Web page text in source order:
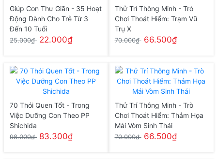
Giúp Con Thư Giãn - 35 Hoạt
Động Dành Cho Trẻ Từ 3
Đến 10 Tuổi
25.000₫ 22.000₫
Thử Trí Thông Minh - Trò
Chơi Thoát Hiểm: Trạm Vũ
Trụ X
70.000₫ 66.500₫
70 Thói Quen Tốt - Trong
Việc Dưỡng Con Theo PP
Shichida
98.000₫ 83.300₫
Thử Trí Thông Minh - Trò
Chơi Thoát Hiểm: Thảm Họa
Mái Vòm Sinh Thái
70.000₫ 66.500₫